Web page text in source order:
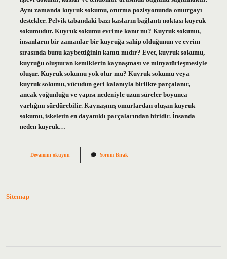
Aynı zamanda kuyruk sokumu, oturma pozisyonunda omurgayı
destekler. Pelvik tabandaki bazı kasların bağlantı noktası kuyruk
sokumudur. Kuyruk sokumu evrime kanıt mı? Kuyruk sokumu,
insanların bir zamanlar bir kuyruğa sahip olduğunun ve evrim
sırasında bunu kaybettiğinin kanıtı mıdır? Evet, kuyruk sokumu,
kuyruğu oluşturan kemiklerin kaynaşması ve minyatürleşmesiyle
oluşur. Kuyruk sokumu yok olur mu? Kuyruk sokumu veya
kuyruk sokumu, vücudun geri kalanıyla birlikte parçalanır,
ancak yoğunluğu ve yapısı nedeniyle uzun süreler boyunca
varlığını sürdürebilir. Kaynaşmış omurlardan oluşan kuyruk
sokumu, iskeletin en dayanıklı parçalarından biridir. İnsanda
neden kuyruk…
Devamını okuyunKuyruk
Yorum Bırak
Sitemap